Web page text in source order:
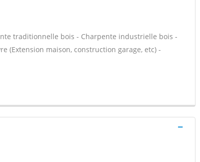
traditionnelle bois - Charpente industrielle bois -
(Extension maison, construction garage, etc) -